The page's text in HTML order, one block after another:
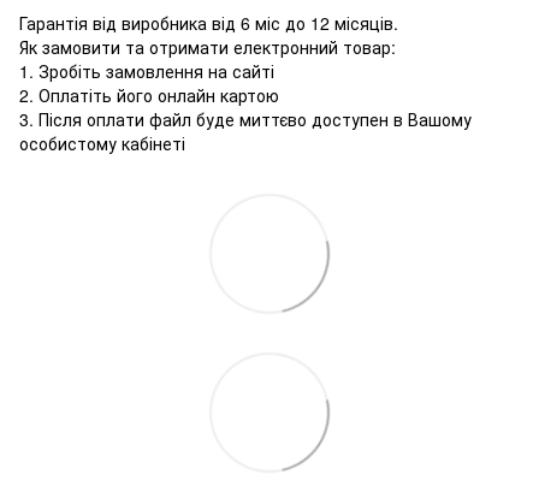
Гарантія від виробника від 6 міс до 12 місяців.
Як замовити та отримати електронний товар:
1. Зробіть замовлення на сайті
2. Оплатіть його онлайн картою
3. Після оплати файл буде миттєво доступен в Вашому
особистому кабінеті